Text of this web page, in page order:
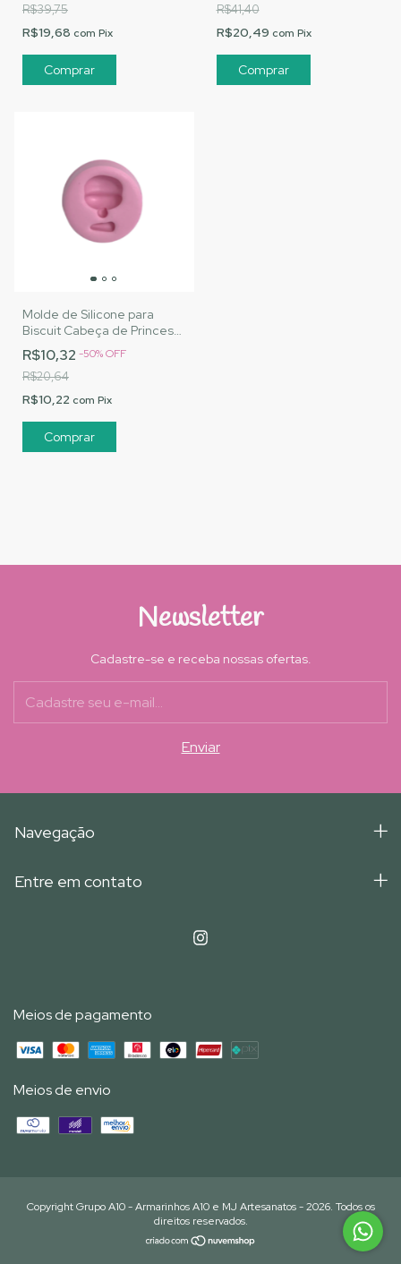
R$39,75
R$19,68 com Pix
R$41,40
R$20,49 com Pix
Molde de Silicone para
Biscuit Cabeça de Princesa
- MJ Artesanatos |Cód.
1467
R$10,32 -50%OFF
R$20,64
R$10,22 com Pix
Newsletter
Cadastre-se e receba nossas ofertas.
Navegação
Entre em contato
Meios de pagamento
Meios de envio
Copyright Grupo A10 - Armarinhos A10 e MJ Artesanatos - 2026. Todos os
direitos reservados.